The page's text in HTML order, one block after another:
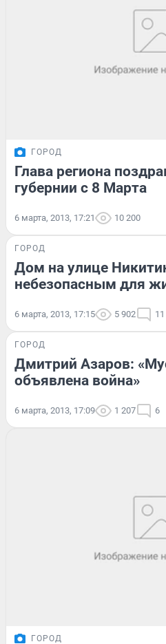
ГОРОД
Глава региона
губернии с 8 Марта
6 марта, 2013, 17:21 10 200
ГОРОД
Дом на улице
небезопасным для
6 марта, 2013, 17:15 5 902 11
ГОРОД
Дмитрий Азаров:
объявлена война»
6 марта, 2013, 17:09 1 207 6
ГОРОД